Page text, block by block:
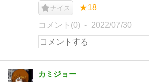
ナイス ★18
コメント(0) 2022/07/30
カミジョー